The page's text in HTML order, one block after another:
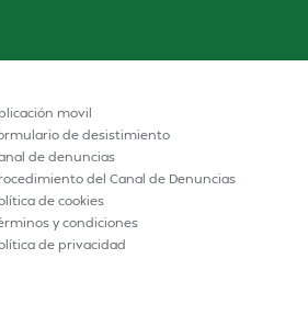
movil
de desistimiento
de denuncias
del Canal de Denuncias
de cookies
y condiciones
de privacidad